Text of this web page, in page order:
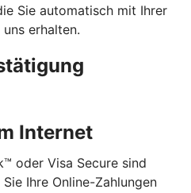
Sie automatisch mit Ihrer
erhalten.
Internet
oder Visa Secure sind
Ihre Online-Zahlungen